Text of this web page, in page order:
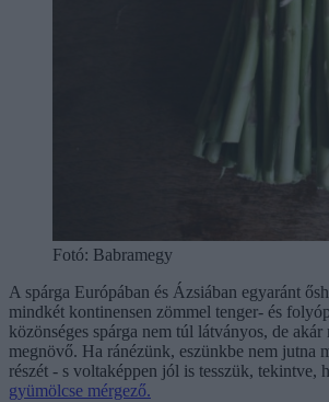
Fotó: Babramegy
A spárga Európában és Ázsiában egyaránt
mindkét kontinensen zömmel tenger- és
közönséges spárga nem túl látványos, de
megnövő. Ha ránézünk, eszünkbe nem jutna
részét - s voltaképpen jól is tesszük, tekintve,
gyümölcse mérgező.